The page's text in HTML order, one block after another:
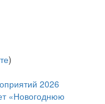
)
2026
«Новогоднюю